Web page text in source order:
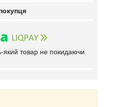
який товар не покидаючи